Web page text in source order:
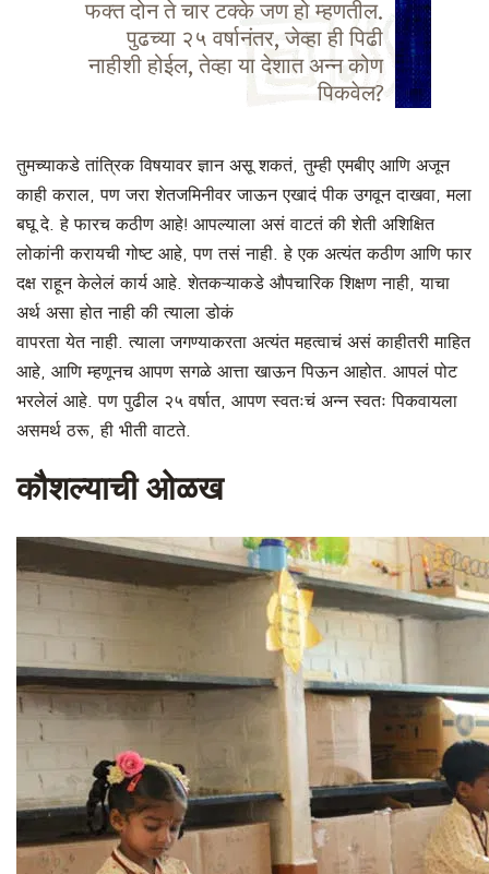
फक्त दोन ते चार टक्के जण हो म्हणतील.
पुढच्या २५ वर्षानंतर, जेव्हा ही पिढी
नाहीशी होईल, तेव्हा या देशात अन्न कोण
पिकवेल?
तुमच्याकडे तांत्रिक विषयावर ज्ञान असू शकतं, तुम्ही एमबीए आणि अजून
काही कराल, पण जरा शेतजमिनीवर जाऊन एखादं पीक उगवून दाखवा, मला
बघू दे. हे फारच कठीण आहे! आपल्याला असं वाटतं की शेती अशिक्षित
लोकांनी करायची गोष्ट आहे, पण तसं नाही. हे एक अत्यंत कठीण आणि फार
दक्ष राहून केलेलं कार्य आहे. शेतकऱ्याकडे औपचारिक शिक्षण नाही, याचा
अर्थ असा होत नाही की त्याला डोकं
वापरता येत नाही. त्याला जगण्याकरता अत्यंत महत्वाचं असं काहीतरी माहित
आहे, आणि म्हणूनच आपण सगळे आत्ता खाऊन पिऊन आहोत. आपलं पोट
भरलेलं आहे. पण पुढील २५ वर्षात, आपण स्वतःचं अन्न स्वतः पिकवायला
असमर्थ ठरू, ही भीती वाटते.
कौशल्याची ओळख